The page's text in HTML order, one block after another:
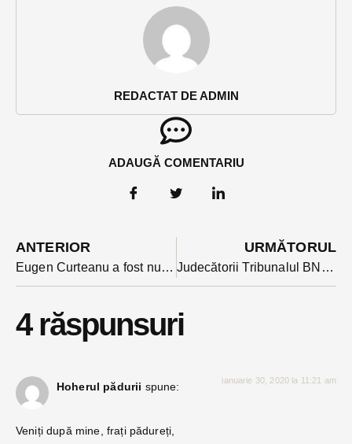
REDACTAT DE ADMIN
ADAUGĂ COMENTARIU
ANTERIOR
Eugen Curteanu a fost numit marți seara subprefect de Bistrița-Năsăud
URMĂTORUL
Judecătorii Tribunalul BN au decis astăzi să continue cu suspendarea activității
4 răspunsuri
Hoherul pădurii spune: ianuarie 30, 2020 la 11:21 am
Veniți după mine, frați pădureți,